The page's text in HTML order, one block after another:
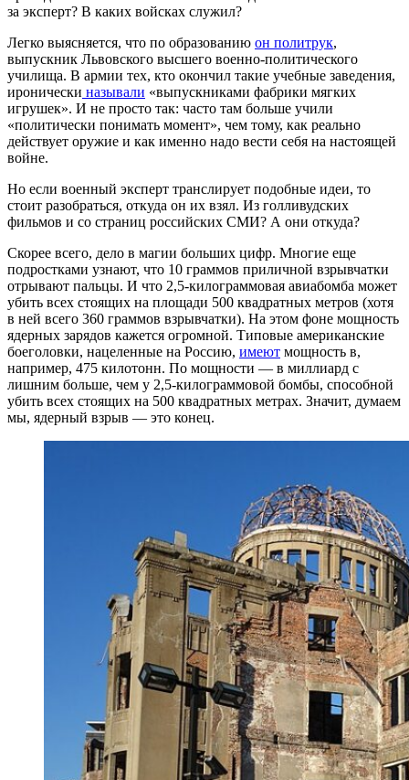
за эксперт? В каких войсках служил?
Легко выясняется, что по образованию он политрук,
выпускник Львовского высшего военно-политического
училища. В армии тех, кто окончил такие учебные заведения,
иронически называли «выпускниками фабрики мягких
игрушек». И не просто так: часто там больше учили
«политически понимать момент», чем тому, как реально
действует оружие и как именно надо вести себя на настоящей
войне.
Но если военный эксперт транслирует подобные идеи, то
стоит разобраться, откуда он их взял. Из голливудских
фильмов и со страниц российских СМИ? А они откуда?
Скорее всего, дело в магии больших цифр. Многие еще
подростками узнают, что 10 граммов приличной взрывчатки
отрывают пальцы. И что 2,5-килограммовая авиабомба может
убить всех стоящих на площади 500 квадратных метров (хотя
в ней всего 360 граммов взрывчатки). На этом фоне мощность
ядерных зарядов кажется огромной. Типовые американские
боеголовки, нацеленные на Россию, имеют мощность в,
например, 475 килотонн. По мощности — в миллиард с
лишним больше, чем у 2,5-килограммовой бомбы, способной
убить всех стоящих на 500 квадратных метрах. Значит, думаем
мы, ядерный взрыв — это конец.